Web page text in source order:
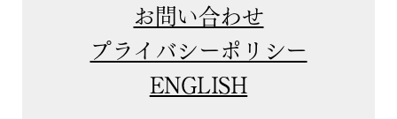
お問い合わせ
プライバシーポリシー
ENGLISH